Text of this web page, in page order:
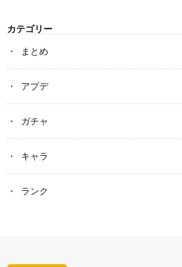
カテゴリー
まとめ
アプデ
ガチャ
キャラ
ランク